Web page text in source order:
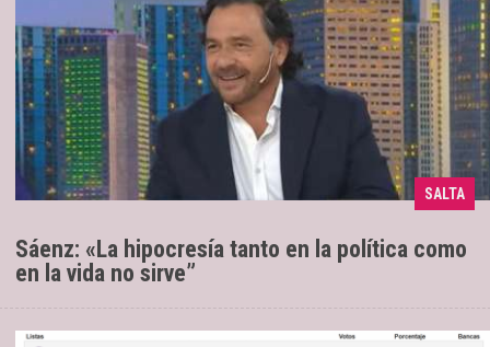
SALTA
Sáenz: «La hipocresía tanto en la política como
en la vida no sirve”
03/06/2025
El Gobernador de Salta reclamó un
sinceramiento de la clase política